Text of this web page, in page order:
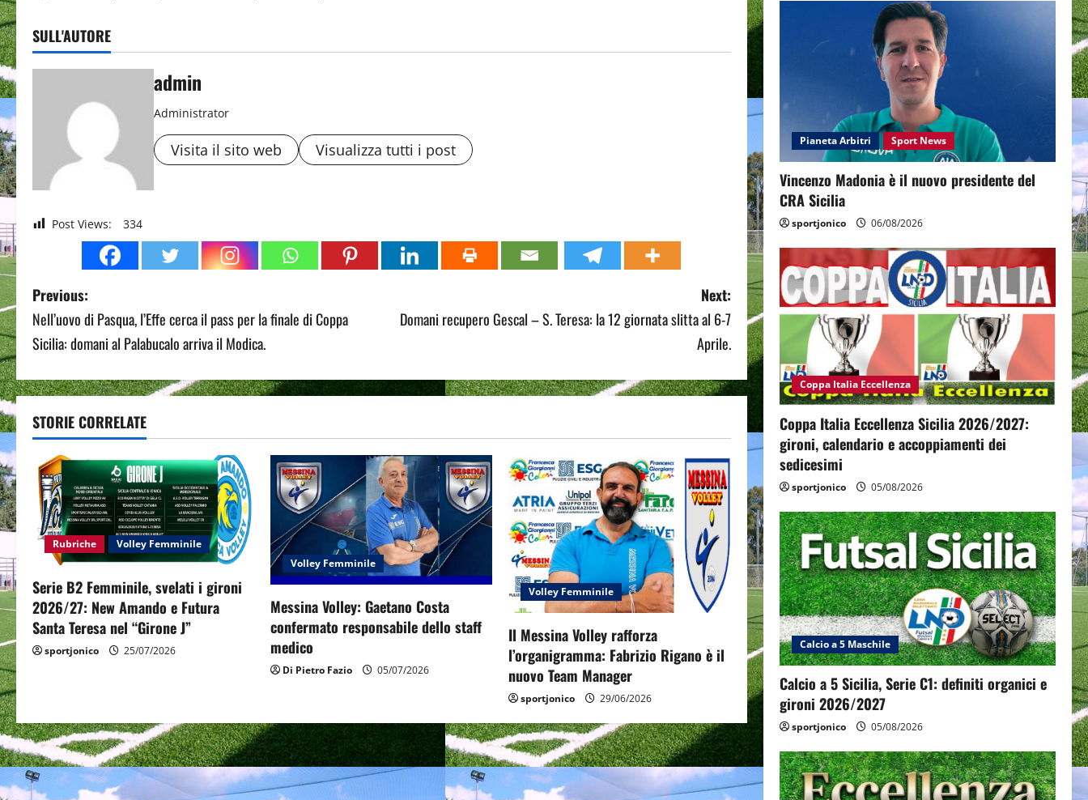
SULL'AUTORE
admin
Administrator
Visita il sito web Visualizza tutti i post
Post Views: 334
P
o
t
n
a
v
i
a
t
n
Previous:
Nell’uovo di Pasqua, l’Effe cerca il pass per la finale di Coppa
Sicilia: domani al Palabucalo arriva il Modica.
Next:
Domani recupero Gescal – S. Teresa: la 12 giornata slitta al 6-7
Aprile.
STORIE CORRELATE
Rubriche Volley Femminile
Serie B2 Femminile, svelati i gironi
2026/27: New Amando e Futura
Santa Teresa nel “Girone J”
sportjonico 25/07/2026
Volley Femminile
Messina Volley: Gaetano Costa
confermato responsabile dello staff
medico
Di Pietro Fazio 05/07/2026
Volley Femminile
Il Messina Volley rafforza
l’organigramma: Fabrizio Rigano è il
nuovo Team Manager
sportjonico 29/06/2026
Pianeta Arbitri Sport News
Vincenzo Madonia è il nuovo presidente del
CRA Sicilia
sportjonico 06/08/2026
Coppa Italia Eccellenza
Coppa Italia Eccellenza Sicilia 2026/2027:
gironi, calendario e accoppiamenti dei
sedicesimi
sportjonico 05/08/2026
Calcio a 5 Maschile
Calcio a 5 Sicilia, Serie C1: definiti organici e
gironi 2026/2027
sportjonico 05/08/2026